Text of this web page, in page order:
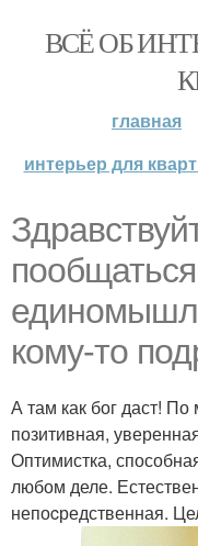
ВСЁ ОБ
главная
интерьер для
кому-то
А там как бог даст!
позитивная,
Оптимистка,
любом деле.
непоcредственная.